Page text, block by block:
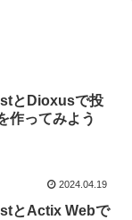
とDioxusで投
作ってみよう
2024.04.19
とActix Webで